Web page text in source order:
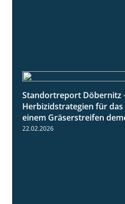
Standortreport Döbernitz
Herbizidstrategien für
einem Gräserstreifen
22.02.2026